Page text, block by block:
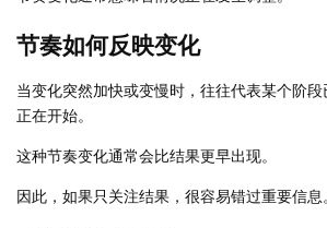
节奏如何反映变化
当变化突然加快或变慢时，往往代表某个阶
正在开始。
这种节奏变化通常会比结果更早出现。
因此，如果只关注结果，很容易错过重要信息。